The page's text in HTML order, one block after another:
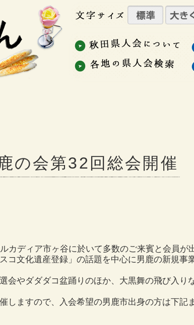
会第32回総会開催
カディア市ヶ谷に於いて多数のご来賓と会員が
コ文化遺産登録」の話題を中心に男鹿の新規
会やダダダコ盆踊りのほか、大黒舞の飛び入り
しますので、入会希望の男鹿市出身の方は下記